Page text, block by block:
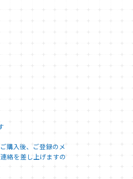
購入後、ご登録のメ
絡を差し上げますの